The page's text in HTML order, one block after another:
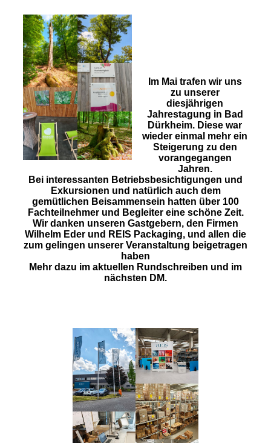
Im Mai trafen wir uns
zu unserer
diesjährigen
Jahrestagung in Bad
Dürkheim. Diese war
wieder einmal mehr ein
Steigerung zu den
vorangegangen
Jahren.
Bei interessanten Betriebsbesichtigungen und
Exkursionen und natürlich auch dem
gemütlichen Beisammensein hatten über 100
Fachteilnehmer und Begleiter eine schöne Zeit.
Wir danken unseren Gastgebern, den Firmen
Wilhelm Eder und REIS Packaging, und allen die
zum gelingen unserer Veranstaltung beigetragen
haben
Mehr dazu im aktuellen Rundschreiben und im
nächsten DM.